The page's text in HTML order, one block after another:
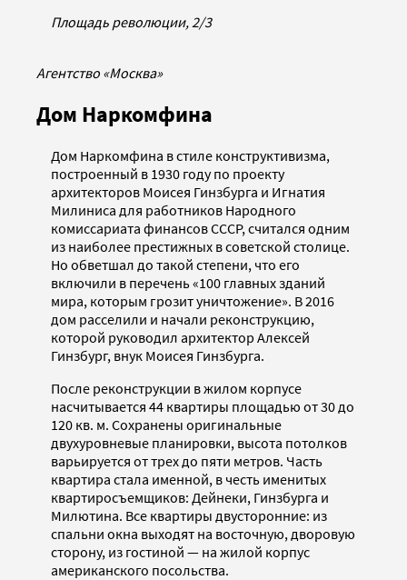
Площадь революции, 2/3
Агентство «Москва»
Дом Наркомфина
Дом Наркомфина в стиле конструктивизма,
построенный в 1930 году по проекту
архитекторов Моисея Гинзбурга и Игнатия
Милиниса для работников Народного
комиссариата финансов СССР, считался одним
из наиболее престижных в советской столице.
Но обветшал до такой степени, что его
включили в перечень «100 главных зданий
мира, которым грозит уничтожение». В 2016
дом расселили и начали реконструкцию,
которой руководил архитектор Алексей
Гинзбург, внук Моисея Гинзбурга.
После реконструкции в жилом корпусе
насчитывается 44 квартиры площадью от 30 до
120 кв. м. Сохранены оригинальные
двухуровневые планировки, высота потолков
варьируется от трех до пяти метров. Часть
квартира стала именной, в честь именитых
квартиросъемщиков: Дейнеки, Гинзбурга и
Милютина. Все квартиры двусторонние: из
спальни окна выходят на восточную, дворовую
сторону, из гостиной — на жилой корпус
американского посольства.